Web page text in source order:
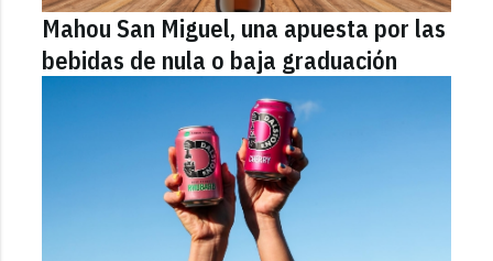
Mahou San Miguel, una apuesta por las
bebidas de nula o baja graduación